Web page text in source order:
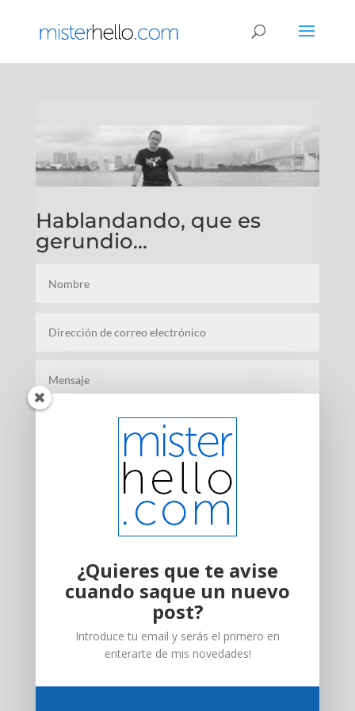
Hablandando, que es
gerundio...
reputación online.
Esta es mi huella con mayor nivel
de cuidado o descuido
¿Quieres que te avise
cuando saque un nuevo
post?
Introduce tu email y serás el primero en
enterarte de mis novedades!